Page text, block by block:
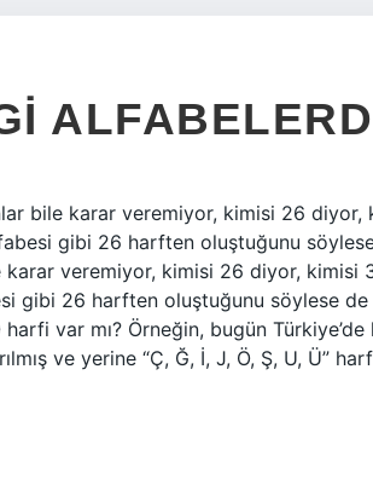
bile karar veremiyor, kimisi 26
gibi 26 harften oluştuğunu
veremiyor, kimisi 26 diyor, kimisi
gibi 26 harften oluştuğunu söylese
var mı? Örneğin, bugün Türkiye’de
ve yerine “Ç, Ğ, İ, J, Ö, Ş, U, Ü”